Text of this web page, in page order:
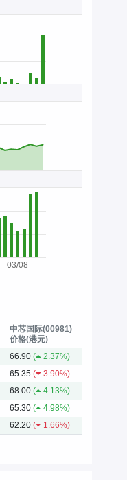
03/08
中芯国际(00981)
价格(港元)
66.90 (
2.37%)
65.35 (
3.90%)
68.00 (
4.13%)
65.30 (
4.98%)
62.20 ( 1.66%)